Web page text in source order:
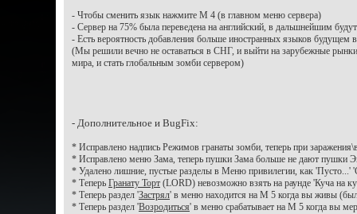
- Чтобы сменить язык нажмите М 4 (в главном меню сервера)
- Сервер на 75% была переведена на английский, в дальшнейшим
- Есть вероятность добавления больше иностранных языков будущем
(Мы решили вечно не оставаться в СНГ, и выйти на зарубежные
мира, и стать глобальным зомби сервером)
- Дополнительное и BugFix:
* Исправлено надпись Режимов гранаты зомби, теперь при
* Исправлено меню Зама, теперь пушки Зама больше не дают пушки
* Удалено лишние, пустые разделы в Меню привилегии, как 'Пусто...'
* Теперь Гранату Торт (LORD) невозможно взять на раунде 'Куча на
* Теперь раздел 'Застрял' в меню находится на М 5 когда вы живы
* Теперь раздел 'Возродиться' в меню срабатывает на М 5 когда вы